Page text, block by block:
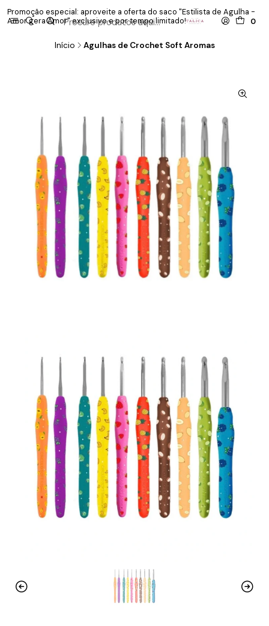
0
Promoção especial: aproveite a oferta do saco "Estilista de Agulha -
Amor gera Amor" exclusivo e por tempo limitado!
Início Agulhas de Crochet Soft Aromas